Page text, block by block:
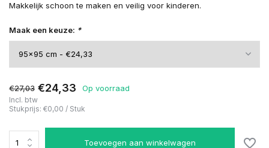
Makkelijk schoon te maken en veilig voor kinderen.
Maak een keuze: *
€27,03 €24,33 Op voorraad
Incl. btw
Stukprijs: €0,00 / Stuk
Toevoegen aan winkelwagen